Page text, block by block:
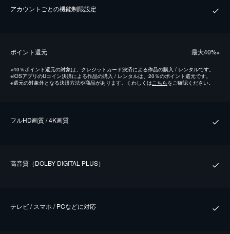
アカウントごとの機能制限設定
ポイント還元 最⼤40%※
※40％ポイント還元の対象は、クレジットカード決済による作品の購入 / レンタルです。
※iOSアプリのUコイン決済による作品の購入 / レンタルは、20％のポイント還元です。
※還元の対象外となる決済方法や商品があります。くわしくはこちらをご確認ください。
フルHD画質 / 4K画質
⾼⾳質（DOLBY DIGITAL PLUS）
テレビ / スマホ / PCなどに対応